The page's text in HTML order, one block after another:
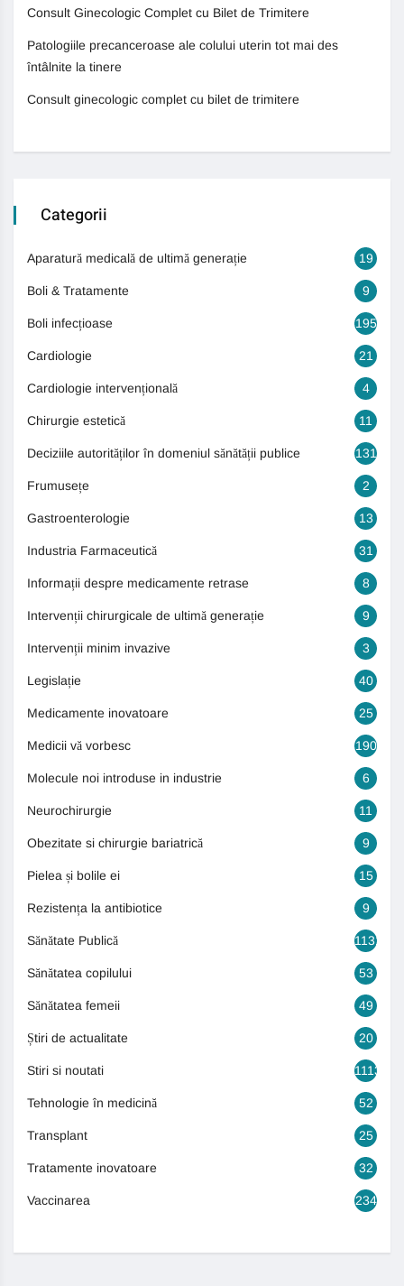
Consult Ginecologic Complet cu Bilet de Trimitere
Patologiile precanceroase ale colului uterin tot mai des
întâlnite la tinere
Consult ginecologic complet cu bilet de trimitere
Categorii
Aparatură medicală de ultimă generație 19
Boli & Tratamente 9
Boli infecțioase 195
Cardiologie 21
Cardiologie intervențională 4
Chirurgie estetică 11
Deciziile autorităților în domeniul sănătății publice 131
Frumusețe 2
Gastroenterologie 13
Industria Farmaceutică 31
Informații despre medicamente retrase 8
Intervenții chirurgicale de ultimă generație 9
Intervenții minim invazive 3
Legislație 40
Medicamente inovatoare 25
Medicii vă vorbesc 190
Molecule noi introduse in industrie 6
Neurochirurgie 11
Obezitate si chirurgie bariatrică 9
Pielea și bolile ei 15
Rezistența la antibiotice 9
Sănătate Publică 1131
Sănătatea copilului 53
Sănătatea femeii 49
Știri de actualitate 20
Stiri si noutati 1113
Tehnologie în medicină 52
Transplant 25
Tratamente inovatoare 32
Vaccinarea 234